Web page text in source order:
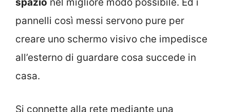
pannelli così messi servono pure per
creare uno schermo visivo che impedisce
all’esterno di guardare cosa succede in
casa.
Si connette alla rete mediante una